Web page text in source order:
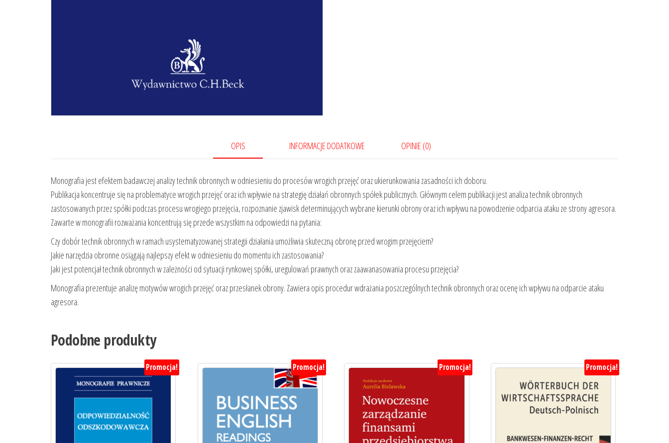
OPIS INFORMACJE DODATKOWE OPINIE (0)
Monografia jest efektem badawczej analizy technik obronnych w odniesieniu do procesów wrogich przejęć oraz ukierunkowania zasadności ich doboru.
Publikacja koncentruje się na problematyce wrogich przejęć oraz ich wpływie na strategię działań obronnych spółek publicznych. Głównym celem publikacji jest analiza technik obronnych
zastosowanych przez spółki podczas procesu wrogiego przejęcia, rozpoznanie zjawisk determinujących wybrane kierunki obrony oraz ich wpływu na powodzenie odparcia ataku ze strony agresora.
Zawarte w monografii rozważania koncentrują się przede wszystkim na odpowiedzi na pytania:
Czy dobór technik obronnych w ramach usystematyzowanej strategii działania umożliwia skuteczną obronę przed wrogim przejęciem?
Jakie narzędzia obronne osiągają najlepszy efekt w odniesieniu do momentu ich zastosowania?
Jaki jest potencjał technik obronnych w zależności od sytuacji rynkowej spółki, uregulowań prawnych oraz zaawanasowania procesu przejęcia?
Monografia prezentuje analizę motywów wrogich przejęć oraz przesłanek obrony. Zawiera opis procedur wdrażania poszczególnych technik obronnych oraz ocenę ich wpływu na odparcie ataku
agresora.
Podobne produkty
Promocja! Promocja! Promocja! Promocja!